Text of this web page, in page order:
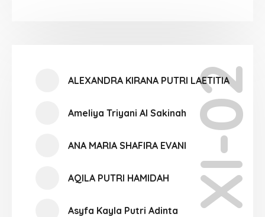
XI-02
ALEXANDRA KIRANA PUTRI LAETITIA
Ameliya Triyani Al Sakinah
ANA MARIA SHAFIRA EVANI
AQILA PUTRI HAMIDAH
Asyfa Kayla Putri Adinta